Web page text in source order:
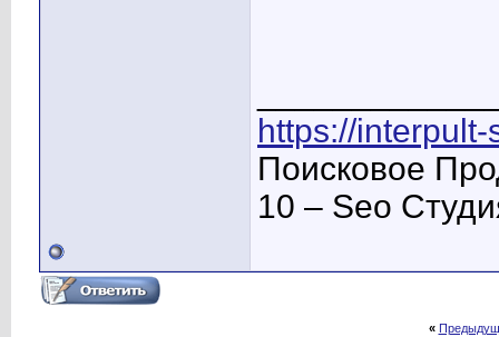
https://
Поисковое
10 – Seo
«